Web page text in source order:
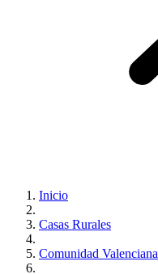
Inicio
Casas Rurales
Comunidad Valenciana